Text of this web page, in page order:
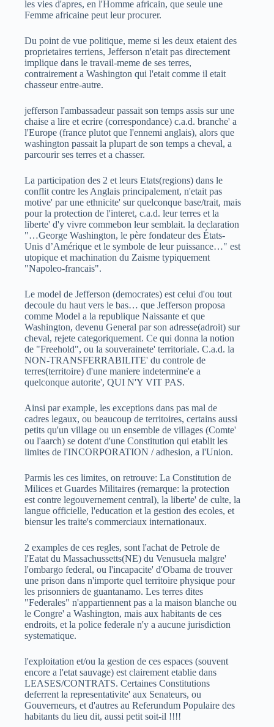
les vies d'apres, en l'Homme africain, que seule une
Femme africaine peut leur procurer.
Du point de vue politique, meme si les deux etaient des
proprietaires terriens, Jefferson n'etait pas directement
implique dans le travail-meme de ses terres,
contrairement a Washington qui l'etait comme il etait
chasseur entre-autre.
jefferson l'ambassadeur passait son temps assis sur une
chaise a lire et ecrire (correspondance) c.a.d. branche' a
l'Europe (france plutot que l'ennemi anglais), alors que
washington passait la plupart de son temps a cheval, a
parcourir ses terres et a chasser.
La participation des 2 et leurs Etats(regions) dans le
conflit contre les Anglais principalement, n'etait pas
motive' par une ethnicite' sur quelconque base/trait, mais
pour la protection de l'interet, c.a.d. leur terres et la
liberte' d'y vivre commebon leur semblait. la declaration
"…George Washington, le père fondateur des États-
Unis d’Amérique et le symbole de leur puissance…" est
utopique et machination du Zaisme typiquement
"Napoleo-francais".
Le model de Jefferson (democrates) est celui d'ou tout
decoule du haut vers le bas… que Jefferson proposa
comme Model a la republique Naissante et que
Washington, devenu General par son adresse(adroit) sur
cheval, rejete categoriquement. Ce qui donna la notion
de "Freehold", ou la souverainete' territoriale. C.a.d. la
NON-TRANSFERRABILITE' du controle de
terres(territoire) d'une maniere indetermine'e a
quelconque autorite', QUI N'Y VIT PAS.
Ainsi par example, les exceptions dans pas mal de
cadres legaux, ou beaucoup de territoires, certains aussi
petits qu'un village ou un ensemble de villages (Comte'
ou l'aarch) se dotent d'une Constitution qui etablit les
limites de l'INCORPORATION / adhesion, a l'Union.
Parmis les ces limites, on retrouve: La Constitution de
Milices et Guardes Militaires (remarque: la protection
est contre legouvernement central), la liberte' de culte, la
langue officielle, l'education et la gestion des ecoles, et
biensur les traite's commerciaux internationaux.
2 examples de ces regles, sont l'achat de Petrole de
l'Eatat du Massachussetts(NE) du Venusuela malgre'
l'ombargo federal, ou l'incapacite' d'Obama de trouver
une prison dans n'importe quel territoire physique pour
les prisonniers de guantanamo. Les terres dites
"Federales" n'appartiennent pas a la maison blanche ou
le Congre' a Washington, mais aux habitants de ces
endroits, et la police federale n'y a aucune jurisdiction
systematique.
l'exploitation et/ou la gestion de ces espaces (souvent
encore a l'etat sauvage) est clairement etablie dans
LEASES/CONTRATS. Certaines Constitutions
deferrent la representativite' aux Senateurs, ou
Gouverneurs, et d'autres au Referundum Populaire des
habitants du lieu dit, aussi petit soit-il !!!!